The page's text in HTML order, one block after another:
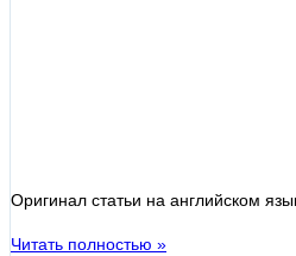
Оригинал статьи на английском
Читать полностью »